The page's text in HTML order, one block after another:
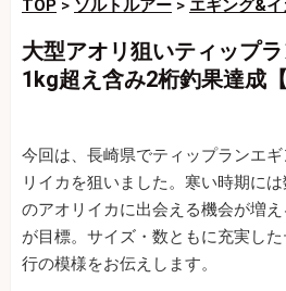
TOP > ソルトルアー > エギング&
大型アオリ狙いティップ
1kg超え含み2桁釣果達成【
今回は、長崎県でティップランエ
リイカを狙いました。寒い時期に
のアオリイカに出会える機会が増
が目標。サイズ・数ともに充実し
行の模様をお伝えします。